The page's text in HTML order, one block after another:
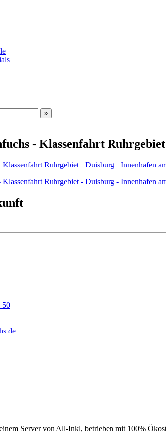
- Klassenfahrt
50
Server von All-Inkl, betrieben mit 100%